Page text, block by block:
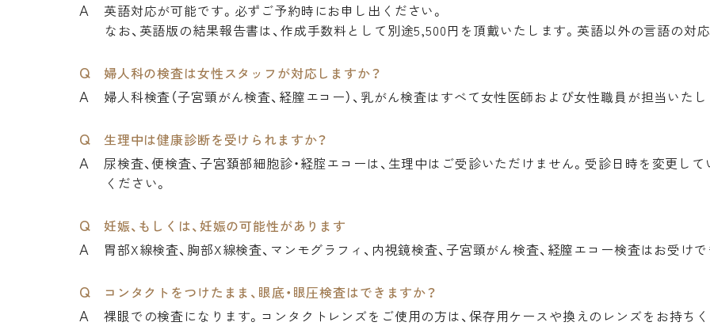
英語対応が可能です。必ずご予約時にお申し出ください。
なお、英語版の結果報告書は、作成手数料として別途5,500円を頂戴いたします。英語以外の言語の対
婦人科の検査は女性スタッフが対応しますか？
婦人科検査（子宮頸がん検査、経膣エコー）、乳がん検査はすべて女性医師および女性職員が担当いたし
生理中は健康診断を受けられますか？
尿検査、便検査、子宮頚部細胞診・経腟エコーは、生理中はご受診いただけません。受診日時を変更し
ください。
妊娠、もしくは、妊娠の可能性があります
胃部X線検査、胸部X線検査、マンモグラフィ、内視鏡検査、子宮頸がん検査、経膣エコー検査はお受けで
コンタクトをつけたまま、眼底・眼圧検査はできますか？
裸眼での検査になります。コンタクトレンズをご使用の方は、保存用ケースや換えのレンズをお持ちく